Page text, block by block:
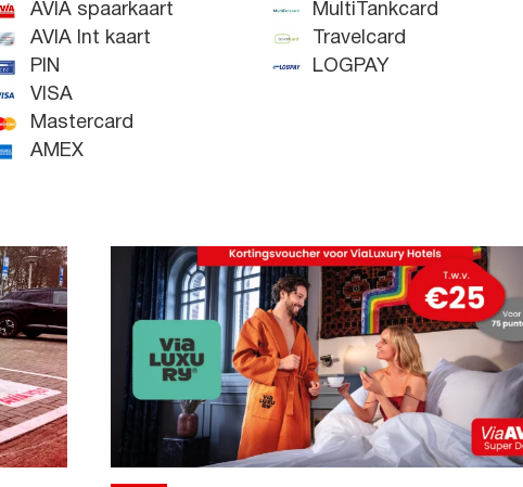
AVIA spaarkaart
AVIA Int kaart
PIN
VISA
Mastercard
AMEX
MultiTankcard
Travelcard
LOGPAY